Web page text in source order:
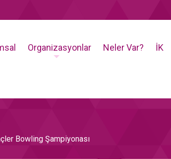
Organizasyonlar Neler Var? İK
Bowling Şampiyonası